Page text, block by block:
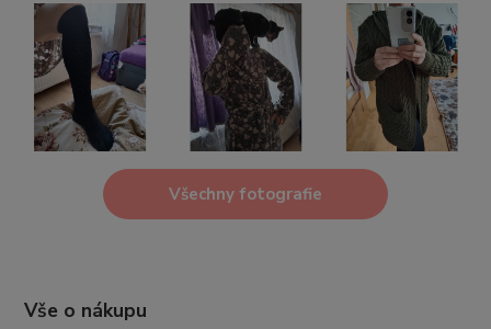
Všechny fotografie
Vše o nákupu